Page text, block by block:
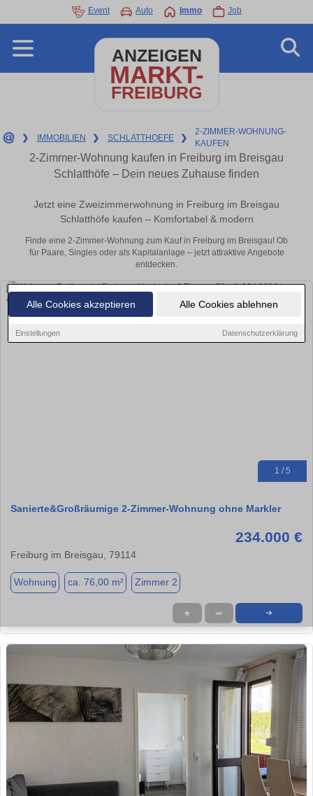
Alle Cookies akzeptieren Alle Cookies ablehnen
Einstellungen Datenschutzerklärung
Event Auto Immo Job
ANZEIGEN
MARKT-
FREIBURG
❯ IMMOBILIEN ❯ SCHLATTHOEFE ❯
2-ZIMMER-WOHNUNG-
KAUFEN
2-Zimmer-Wohnung kaufen in Freiburg im Breisgau
Schlatthöfe – Dein neues Zuhause finden
Jetzt eine Zweizimmerwohnung in Freiburg im Breisgau
Schlatthöfe kaufen – Komfortabel & modern
Finde eine 2-Zimmer-Wohnung zum Kauf in Freiburg im Breisgau! Ob
für Paare, Singles oder als Kapitalanlage – jetzt attraktive Angebote
entdecken.
1 / 5
Sanierte&Großräumige 2-Zimmer-Wohnung ohne Markler
234.000 €
Freiburg im Breisgau, 79114
Wohnung ca. 76,00 m² Zimmer 2
★ ➦ ➜